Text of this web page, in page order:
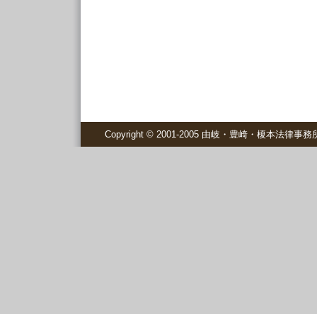
Copyright © 2001-2005 由岐・豊崎・榎本法律事